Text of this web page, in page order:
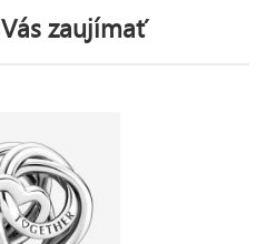
zaujímať